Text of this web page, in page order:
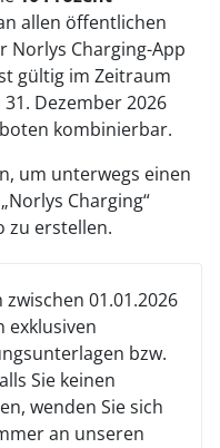
allen öffentlichen
Norlys Charging-App
gültig im Zeitraum
Dezember 2026
kombinierbar.
um unterwegs einen
Charging“
zu erstellen.
01.01.2026
exklusiven
bzw.
Sie keinen
wenden Sie sich
an unseren